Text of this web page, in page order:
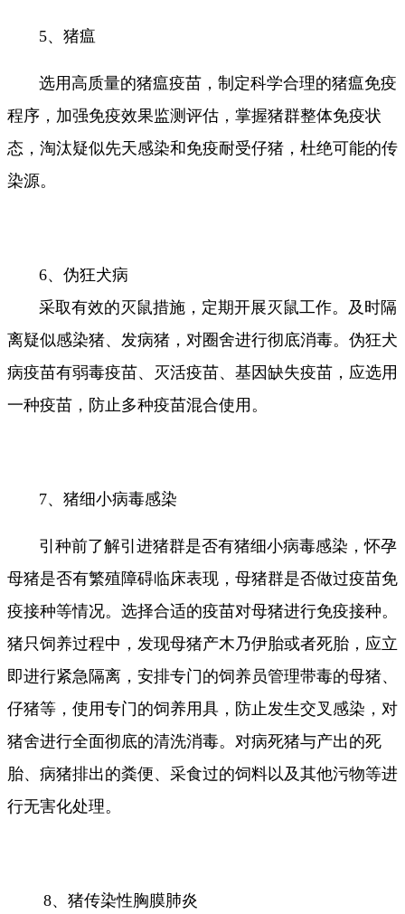
5、猪瘟
选用高质量的猪瘟疫苗，制定科学合理的猪瘟免疫
程序，加强免疫效果监测评估，掌握猪群整体免疫状
态，淘汰疑似先天感染和免疫耐受仔猪，杜绝可能的传
染源。
6、伪狂犬病
采取有效的灭鼠措施，定期开展灭鼠工作。及时隔
离疑似感染猪、发病猪，对圈舍进行彻底消毒。伪狂犬
病疫苗有弱毒疫苗、灭活疫苗、基因缺失疫苗，应选用
一种疫苗，防止多种疫苗混合使用。
7、猪细小病毒感染
引种前了解引进猪群是否有猪细小病毒感染，怀孕
母猪是否有繁殖障碍临床表现，母猪群是否做过疫苗免
疫接种等情况。选择合适的疫苗对母猪进行免疫接种。
猪只饲养过程中，发现母猪产木乃伊胎或者死胎，应立
即进行紧急隔离，安排专门的饲养员管理带毒的母猪、
仔猪等，使用专门的饲养用具，防止发生交叉感染，对
猪舍进行全面彻底的清洗消毒。对病死猪与产出的死
胎、病猪排出的粪便、采食过的饲料以及其他污物等进
行无害化处理。
8、猪传染性胸膜肺炎